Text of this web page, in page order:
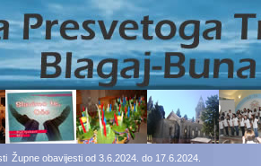
Župne obavijesti od 3.6.2024. do 17.6.2024.